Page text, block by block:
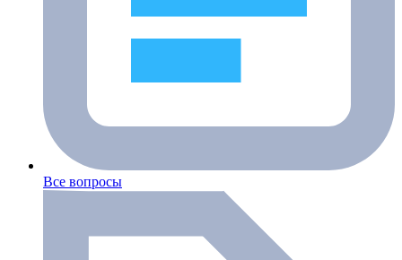
Все вопросы